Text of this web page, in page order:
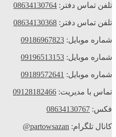
تلفن تماس دفتر: 08634130764
تلفن تماس دفتر: 08634130368
شماره موبایل: 09186967823
شماره موبایل: 09196513153
شماره موبایل: 09189572641
تماس با مدیریت: 09128182466
فکس: 08634130767
کانال تلگرام: partowsazan@